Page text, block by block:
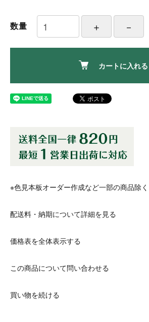
数量
カートに入れる
※色見本板オーダー作成など一部の商品除く
配送料・納期について詳細を見る
価格表を全体表示する
この商品について問い合わせる
買い物を続ける